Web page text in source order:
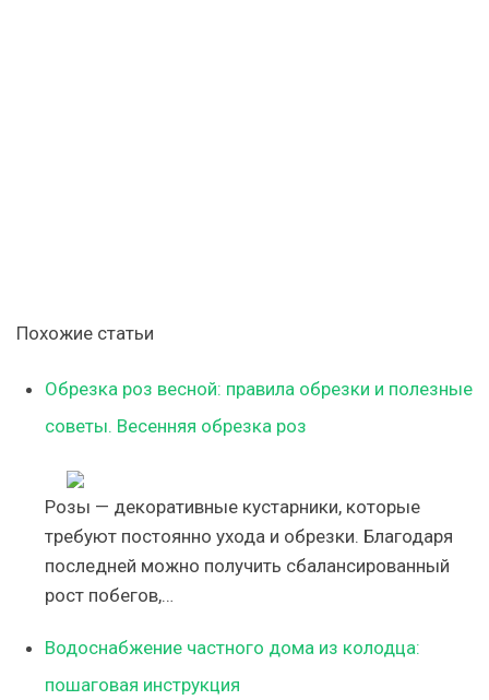
Похожие статьи
Обрезка роз весной: правила обрезки и полезные
советы. Весенняя обрезка роз
Розы — декоративные кустарники, которые
требуют постоянно ухода и обрезки. Благодаря
последней можно получить сбалансированный
рост побегов,…
Водоснабжение частного дома из колодца:
пошаговая инструкция